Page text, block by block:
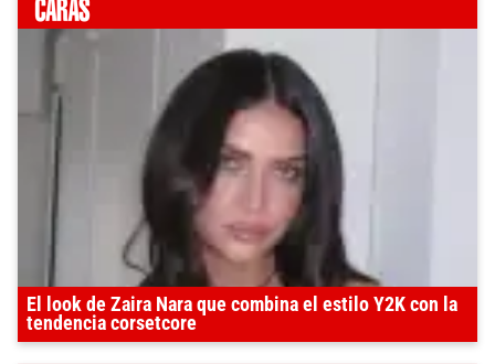
El look de Zaira Nara que combina el estilo Y2K con la
tendencia corsetcore